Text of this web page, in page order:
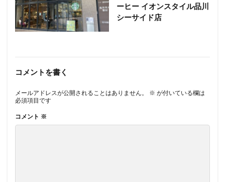
ーヒー イオンスタイル品川
シーサイド店
コメントを書く
メールアドレスが公開されることはありません。 ※ が付いている欄は
必須項目です
コメント ※